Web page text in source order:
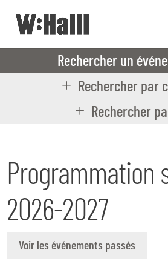
Rechercher un
Rechercher par
Rechercher
Programmation
2026-2027
Voir les événements passés